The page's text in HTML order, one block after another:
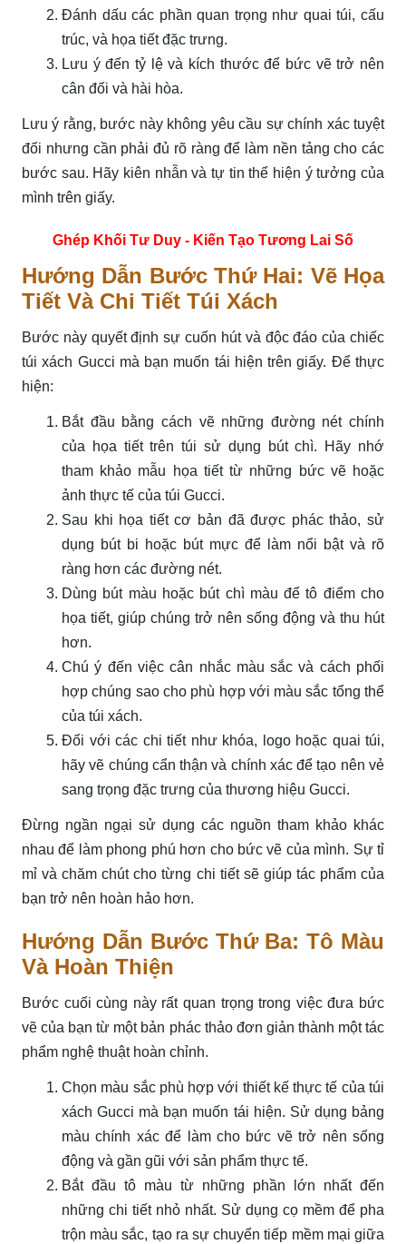
Đánh dấu các phần quan trọng như quai túi, cấu
trúc, và họa tiết đặc trưng.
Lưu ý đến tỷ lệ và kích thước để bức vẽ trở nên
cân đối và hài hòa.
Lưu ý rằng, bước này không yêu cầu sự chính xác tuyệt
đối nhưng cần phải đủ rõ ràng để làm nền tảng cho các
bước sau. Hãy kiên nhẫn và tự tin thể hiện ý tưởng của
mình trên giấy.
Ghép Khối Tư Duy - Kiến Tạo Tương Lai Số
Hướng Dẫn Bước Thứ Hai: Vẽ Họa
Tiết Và Chi Tiết Túi Xách
Bước này quyết định sự cuốn hút và độc đáo của chiếc
túi xách Gucci mà bạn muốn tái hiện trên giấy. Để thực
hiện:
Bắt đầu bằng cách vẽ những đường nét chính
của họa tiết trên túi sử dụng bút chì. Hãy nhớ
tham khảo mẫu họa tiết từ những bức vẽ hoặc
ảnh thực tế của túi Gucci.
Sau khi họa tiết cơ bản đã được phác thảo, sử
dụng bút bi hoặc bút mực để làm nổi bật và rõ
ràng hơn các đường nét.
Dùng bút màu hoặc bút chì màu để tô điểm cho
họa tiết, giúp chúng trở nên sống động và thu hút
hơn.
Chú ý đến việc cân nhắc màu sắc và cách phối
hợp chúng sao cho phù hợp với màu sắc tổng thể
của túi xách.
Đối với các chi tiết như khóa, logo hoặc quai túi,
hãy vẽ chúng cẩn thận và chính xác để tạo nên vẻ
sang trọng đặc trưng của thương hiệu Gucci.
Đừng ngần ngại sử dụng các nguồn tham khảo khác
nhau để làm phong phú hơn cho bức vẽ của mình. Sự tỉ
mỉ và chăm chút cho từng chi tiết sẽ giúp tác phẩm của
bạn trở nên hoàn hảo hơn.
Hướng Dẫn Bước Thứ Ba: Tô Màu
Và Hoàn Thiện
Bước cuối cùng này rất quan trọng trong việc đưa bức
vẽ của bạn từ một bản phác thảo đơn giản thành một tác
phẩm nghệ thuật hoàn chỉnh.
Chọn màu sắc phù hợp với thiết kế thực tế của túi
xách Gucci mà bạn muốn tái hiện. Sử dụng bảng
màu chính xác để làm cho bức vẽ trở nên sống
động và gần gũi với sản phẩm thực tế.
Bắt đầu tô màu từ những phần lớn nhất đến
những chi tiết nhỏ nhất. Sử dụng cọ mềm để pha
trộn màu sắc, tạo ra sự chuyển tiếp mềm mại giữa